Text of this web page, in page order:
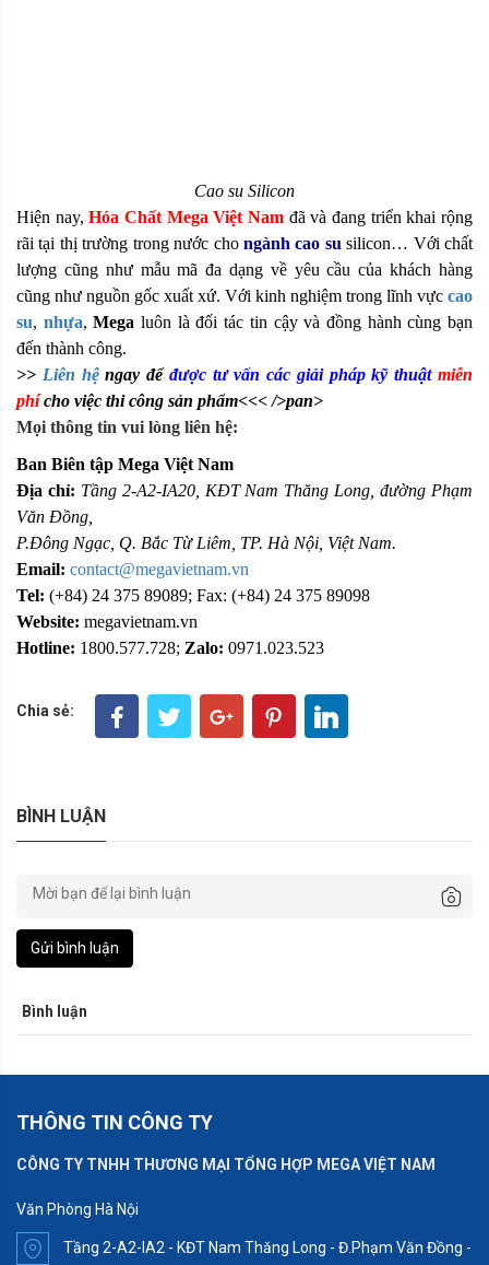
Cao su Silicon
Hiện nay,Hóa Chất Mega Việt Nam đã và đang triển khai rộng
rãi tại thị trường trong nước cho ngành cao su silicon… Với chất
lượng cũng như mẫu mã đa dạng về yêu cầu của khách hàng
cũng như nguồn gốc xuất xứ. Với kinh nghiệm trong lĩnh vực cao
su, nhựa,Mega luôn là đối tác tin cậy và đồng hành cùng bạn
đến thành công.
>> Liên hệngay để được tư vấn các giải pháp kỹ thuật miễn
phícho việc thi công sản phẩm<<< />pan>
Mọi thông tin vui lòng liên hệ:
Ban Biên tập Mega Việt Nam
Địa chỉ: Tầng 2-A2-IA20, KĐT Nam Thăng Long, đường Phạm
Văn Đồng,
P.Đông Ngạc, Q. Bắc Từ Liêm, TP. Hà Nội, Việt Nam.
Email: contact@megavietnam.vn
Tel: (+84) 24 375 89089; Fax: (+84) 24 375 89098
Website: megavietnam.vn
Hotline: 1800.577.728; Zalo: 0971.023.523
Chia sẻ:
BÌNH LUẬN
Gửi bình luận
Bình luận
THÔNG TIN CÔNG TY
CÔNG TY TNHH THƯƠNG MẠI TỔNG HỢP MEGA VIỆT NAM
Văn Phòng Hà Nội
Tầng 2-A2-IA2 - KĐT Nam Thăng Long - Đ.Phạm Văn Đồng -